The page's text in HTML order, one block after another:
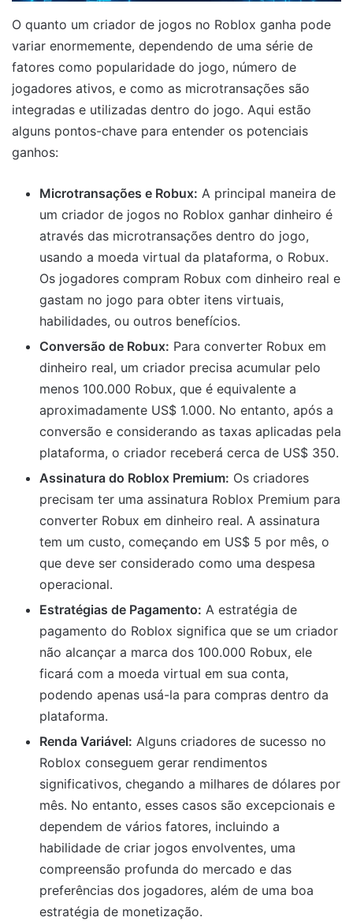
O quanto um criador de jogos no Roblox ganha pode
variar enormemente, dependendo de uma série de
fatores como popularidade do jogo, número de
jogadores ativos, e como as microtransações são
integradas e utilizadas dentro do jogo. Aqui estão
alguns pontos-chave para entender os potenciais
ganhos:
Microtransações e Robux: A principal maneira de
um criador de jogos no Roblox ganhar dinheiro é
através das microtransações dentro do jogo,
usando a moeda virtual da plataforma, o Robux.
Os jogadores compram Robux com dinheiro real e
gastam no jogo para obter itens virtuais,
habilidades, ou outros benefícios.
Conversão de Robux: Para converter Robux em
dinheiro real, um criador precisa acumular pelo
menos 100.000 Robux, que é equivalente a
aproximadamente US$ 1.000. No entanto, após a
conversão e considerando as taxas aplicadas pela
plataforma, o criador receberá cerca de US$ 350.
Assinatura do Roblox Premium: Os criadores
precisam ter uma assinatura Roblox Premium para
converter Robux em dinheiro real. A assinatura
tem um custo, começando em US$ 5 por mês, o
que deve ser considerado como uma despesa
operacional.
Estratégias de Pagamento: A estratégia de
pagamento do Roblox significa que se um criador
não alcançar a marca dos 100.000 Robux, ele
ficará com a moeda virtual em sua conta,
podendo apenas usá-la para compras dentro da
plataforma.
Renda Variável: Alguns criadores de sucesso no
Roblox conseguem gerar rendimentos
significativos, chegando a milhares de dólares por
mês. No entanto, esses casos são excepcionais e
dependem de vários fatores, incluindo a
habilidade de criar jogos envolventes, uma
compreensão profunda do mercado e das
preferências dos jogadores, além de uma boa
estratégia de monetização.